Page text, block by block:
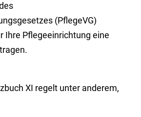
(PflegeVG)
Ihre Pflegeeinrichtung eine
XI regelt unter anderem,